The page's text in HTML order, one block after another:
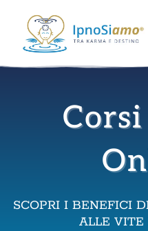
contenuto
SCOPRI I BENEFICI
ALLE VITE